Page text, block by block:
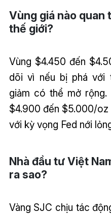
Vùng giá nào quan
thế giới?
Vùng $4.450 đến
dõi vì nếu bị phá với
giảm có thể mở rộng.
$4.900 đến $5.000/oz
với kỳ vọng Fed nới
Nhà đầu tư Việt
ra sao?
Vàng SJC chịu tác